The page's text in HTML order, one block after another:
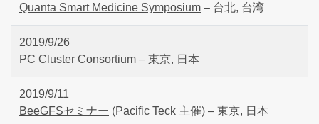
Quanta Smart Medicine Symposium – 台北, 台湾
2019/9/26
PC Cluster Consortium – 東京, 日本
2019/9/11
BeeGFSセミナー (Pacific Teck 主催) – 東京, 日本